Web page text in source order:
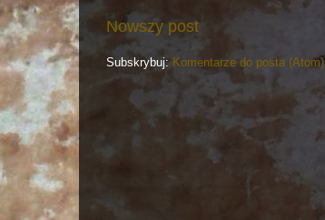
Nowszy post
Subskrybuj: Komentarze do posta (Atom)